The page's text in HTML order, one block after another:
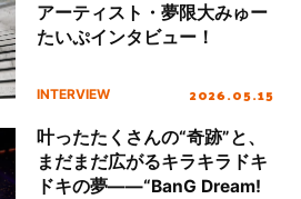
アーティスト・夢限大みゅー
たいぷインタビュー！
INTERVIEW 2026.05.15
叶ったたくさんの“奇跡”と、
まだまだ広がるキラキラドキ
ドキの夢――“BanG Dream!